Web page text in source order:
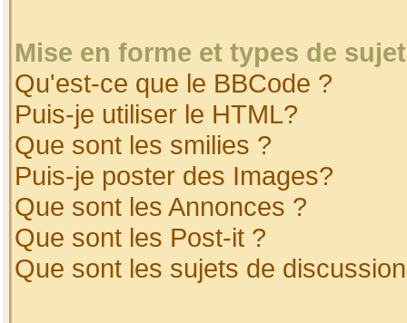
Mise en forme et types de
Qu'est-ce que le BBCode ?
Puis-je utiliser le HTML?
Que sont les smilies ?
Puis-je poster des Images?
Que sont les Annonces ?
Que sont les Post-it ?
Que sont les sujets de